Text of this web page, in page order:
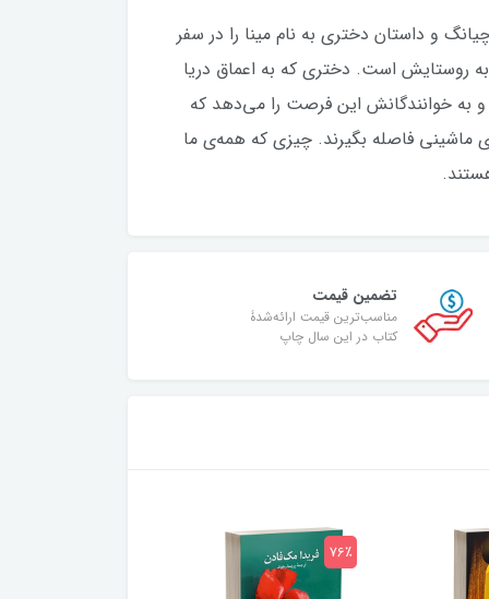
و داستان دختری به نام مینا را در سفر
روستایش است. دختری که به اعماق دریا
و به خوانندگانش این فرصت را می‌دهد که
ماشینی فاصله بگیرند. چیزی که همه‌ی ما
تضمین قیمت
مناسب‌ترین قیمت ارائه‌شدۀ
کتاب در این سال چاپ
76٪